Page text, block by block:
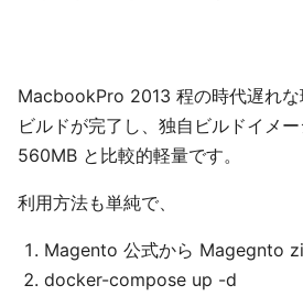
MacbookPro 2013 程の時代遅れ
ビルドが完了し、独自ビルドイメ
560MB と比較的軽量です。
利用方法も単純で、
Magento 公式から Magegnto
docker-compose up -d